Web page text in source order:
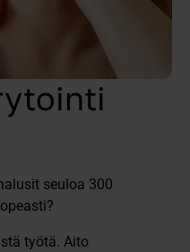
seuloa 300
työtä. Aito